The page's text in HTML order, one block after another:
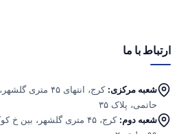
با ما
مرکزی:
کرج، انتهای ۴۵ متری گلشهر، جنب
پلاک ۳۵
دوم:
کرج، ۴۵ متری گلشهر، بین خ کوکب و